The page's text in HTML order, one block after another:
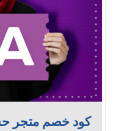
كود خصم متجر